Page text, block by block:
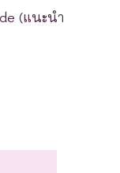
(แนะนำ